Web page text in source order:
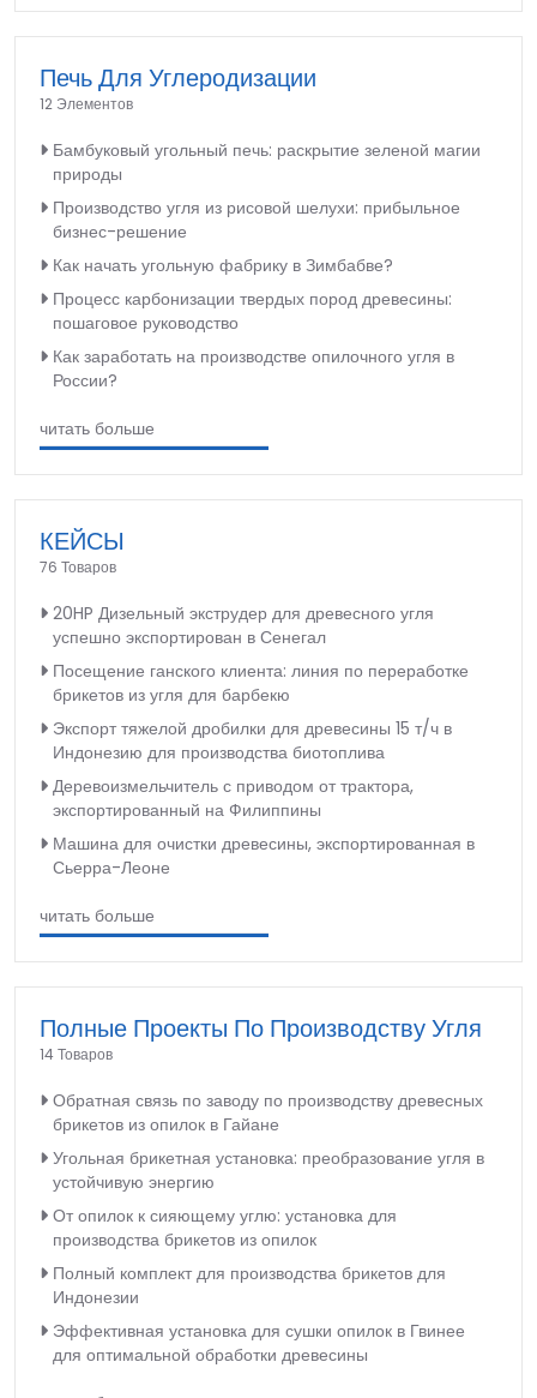
Печь Для Углеродизации
12 Элементов
Бамбуковый угольный печь: раскрытие зеленой магии
природы
Производство угля из рисовой шелухи: прибыльное
бизнес-решение
Как начать угольную фабрику в Зимбабве?
Процесс карбонизации твердых пород древесины:
пошаговое руководство
Как заработать на производстве опилочного угля в
России?
читать больше
КЕЙСЫ
76 Товаров
20HP Дизельный экструдер для древесного угля
успешно экспортирован в Сенегал
Посещение ганского клиента: линия по переработке
брикетов из угля для барбекю
Экспорт тяжелой дробилки для древесины 15 т/ч в
Индонезию для производства биотоплива
Деревоизмельчитель с приводом от трактора,
экспортированный на Филиппины
Машина для очистки древесины, экспортированная в
Сьерра-Леоне
читать больше
Полные Проекты По Производству Угля
14 Товаров
Обратная связь по заводу по производству древесных
брикетов из опилок в Гайане
Угольная брикетная установка: преобразование угля в
устойчивую энергию
От опилок к сияющему углю: установка для
производства брикетов из опилок
Полный комплект для производства брикетов для
Индонезии
Эффективная установка для сушки опилок в Гвинее
для оптимальной обработки древесины